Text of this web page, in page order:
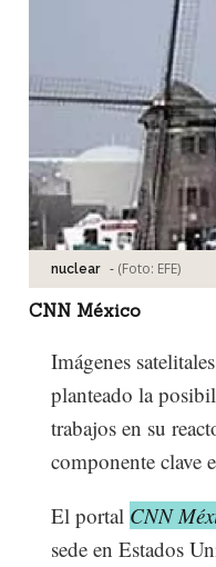
nuclear - (Foto: EFE)
CNN México
Imágenes
planteado la
trabajos en su
componente clave
El portal CNN
sede en Estados